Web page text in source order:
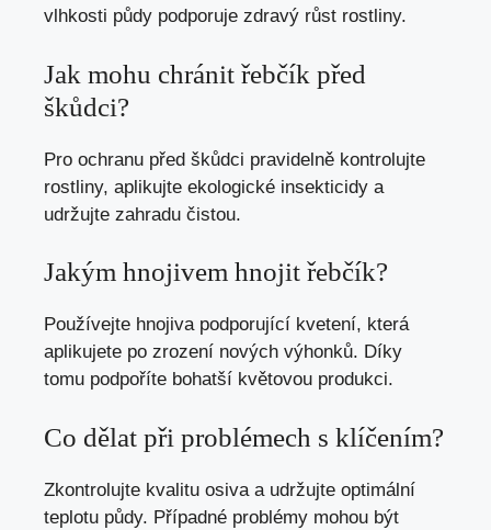
vlhkosti půdy podporuje zdravý růst rostliny.
Jak mohu chránit řebčík před
škůdci?
Pro ochranu před škůdci pravidelně kontrolujte
rostliny, aplikujte ekologické insekticidy a
udržujte zahradu čistou.
Jakým hnojivem hnojit řebčík?
Používejte hnojiva podporující kvetení, která
aplikujete po zrození nových výhonků. Díky
tomu podpoříte bohatší květovou produkci.
Co dělat při problémech s klíčením?
Zkontrolujte kvalitu osiva a udržujte optimální
teplotu půdy. Případné problémy mohou být